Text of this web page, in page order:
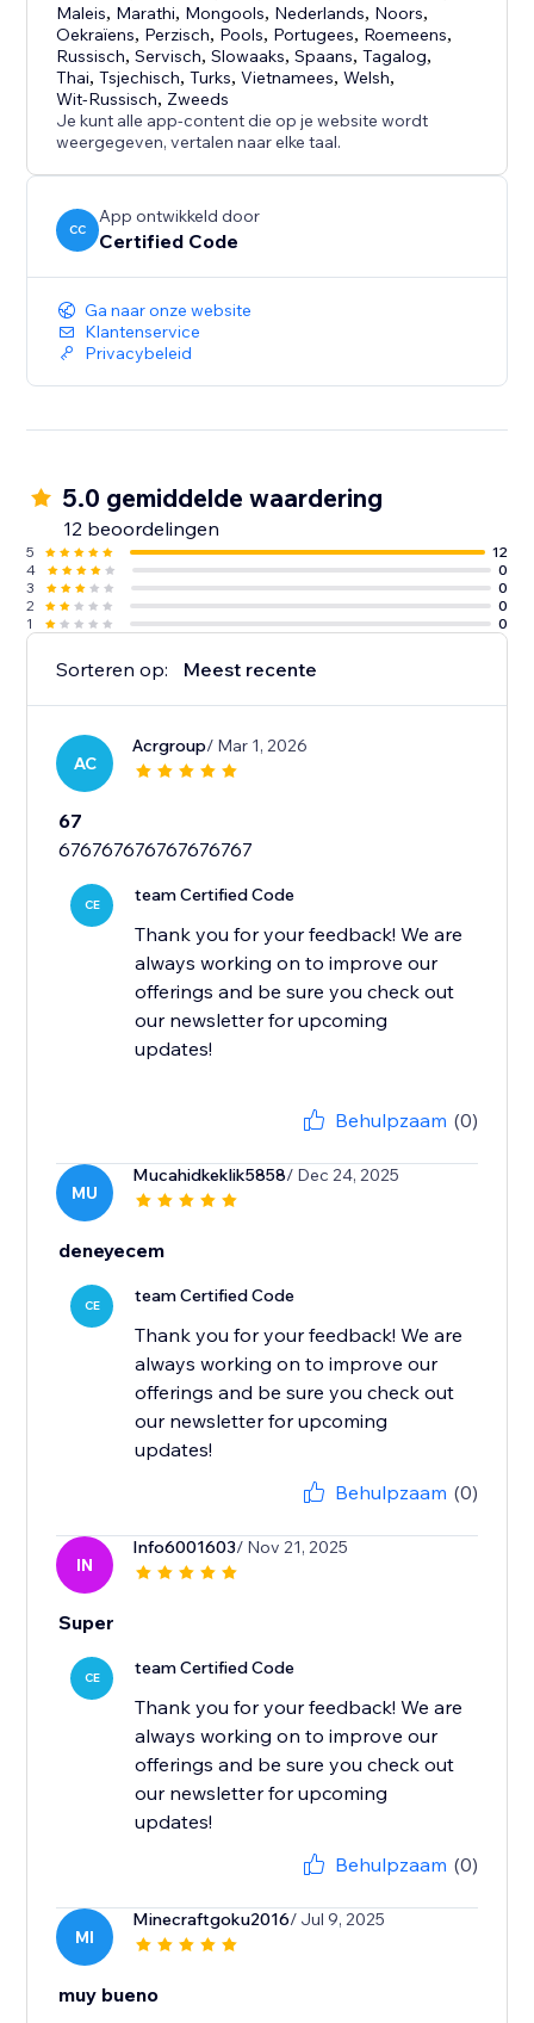
Maleis, Marathi, Mongools, Nederlands, Noors,
Oekraïens, Perzisch, Pools, Portugees, Roemeens,
Russisch,Servisch,Slowaaks,Spaans,Tagalog,
Thai,Tsjechisch,Turks,Vietnamees,Welsh,
Wit-Russisch, Zweeds
Je kunt alle app-content die op je website wordt
weergegeven, vertalen naar elke taal.
CC
App ontwikkeld door
Certified Code
Ga naar onze website
Klantenservice
Privacybeleid
5.0 gemiddelde waardering
12 beoordelingen
5
12
4
0
3
0
2
0
1
0
Sorteren op: Meest recente
AC
Acrgroup/ Mar 1, 2026
67
676767676767676767
CE team Certified Code
Thank you for your feedback! We are
always working on to improve our
offerings and be sure you check out
our newsletter for upcoming
updates!
Behulpzaam (0)
MU
Mucahidkeklik5858/ Dec 24, 2025
deneyecem
CE team Certified Code
Thank you for your feedback! We are
always working on to improve our
offerings and be sure you check out
our newsletter for upcoming
updates!
Behulpzaam (0)
IN
Info6001603/ Nov 21, 2025
Super
CE team Certified Code
Thank you for your feedback! We are
always working on to improve our
offerings and be sure you check out
our newsletter for upcoming
updates!
Behulpzaam (0)
MI
Minecraftgoku2016/ Jul 9, 2025
muy bueno